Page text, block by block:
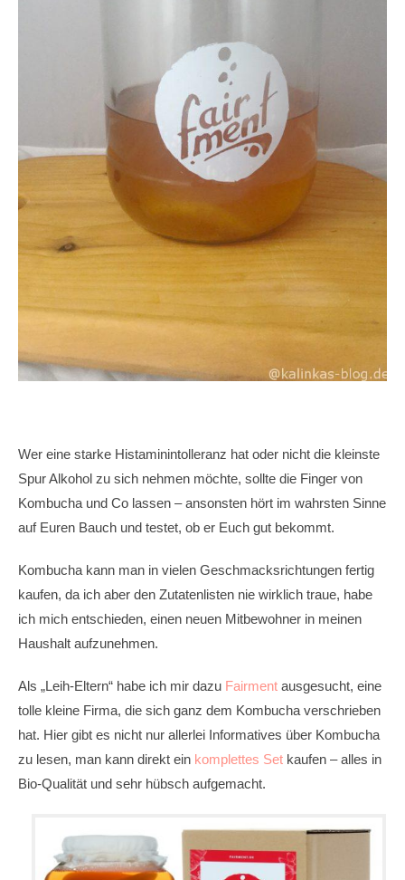
Wer eine starke Histaminintolleranz hat oder nicht die kleinste
Spur Alkohol zu sich nehmen möchte, sollte die Finger von
Kombucha und Co lassen – ansonsten hört im wahrsten Sinne
auf Euren Bauch und testet, ob er Euch gut bekommt.
Kombucha kann man in vielen Geschmacksrichtungen fertig
kaufen, da ich aber den Zutatenlisten nie wirklich traue, habe
ich mich entschieden, einen neuen Mitbewohner in meinen
Haushalt aufzunehmen.
Als „Leih-Eltern“ habe ich mir dazu Fairment ausgesucht, eine
tolle kleine Firma, die sich ganz dem Kombucha verschrieben
hat. Hier gibt es nicht nur allerlei Informatives über Kombucha
zu lesen, man kann direkt ein komplettes Set kaufen – alles in
Bio-Qualität und sehr hübsch aufgemacht.